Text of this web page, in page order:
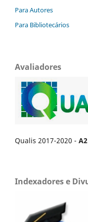
Para Autores
Para Bibliotecários
Avaliadores
Qualis 2017-2020 - A2
Indexadores e